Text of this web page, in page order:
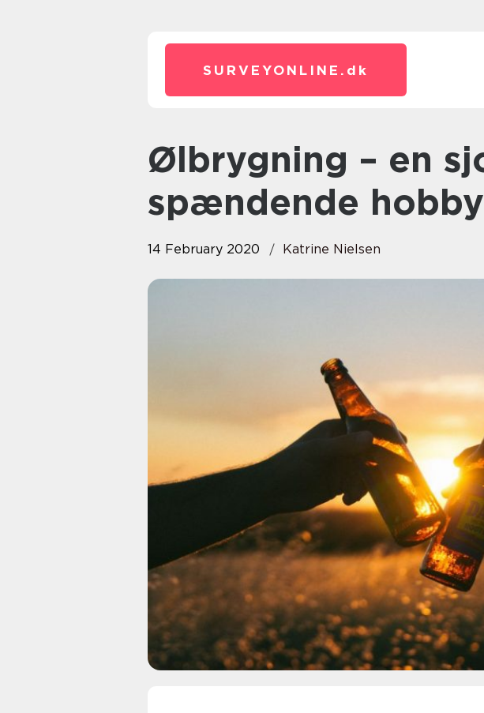
SURVEYONLINE. dk
Ølbrygning – en sjov og
spændende hobby
14 February 2020 Katrine Nielsen